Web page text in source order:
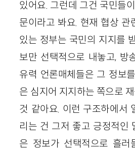
있어요. 그런데 그건 국민들
문이라고 봐요. 현재 협상 관
있는 정부는 국민의 지지를
보만 선택적으로 내놓고, 방
유력 언론매체들은 그 정보
은 심지어 지지하는 쪽으로
것 같아요. 이런 구조하에서
리는 건 그저 좋고 긍정적인
은 정보가 선택적으로 흘러